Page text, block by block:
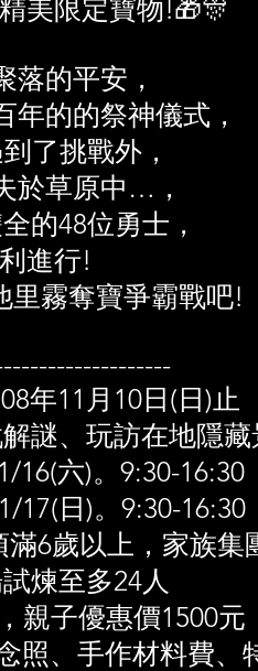
美限定寶物!🎁🎊
落的平安，
的的祭神儀式，
了挑戰外，
於草原中…，
的48位勇士，
進行!
里霧奪寶爭霸戰吧!
年11月10日(日)止
謎、玩訪在地隱藏
16(六)。9:30-16:30
。9:30-16:30
6歲以上，家族集
多24人
親子優惠價1500元
、手作材料費、